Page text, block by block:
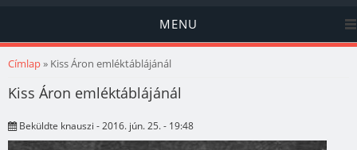
MENU
Jelenlegi hely
Címlap» Kiss Áron emléktáblájánál
Kiss Áron emléktáblájánál
Beküldte knauszi - 2016. jún. 25. - 19:48